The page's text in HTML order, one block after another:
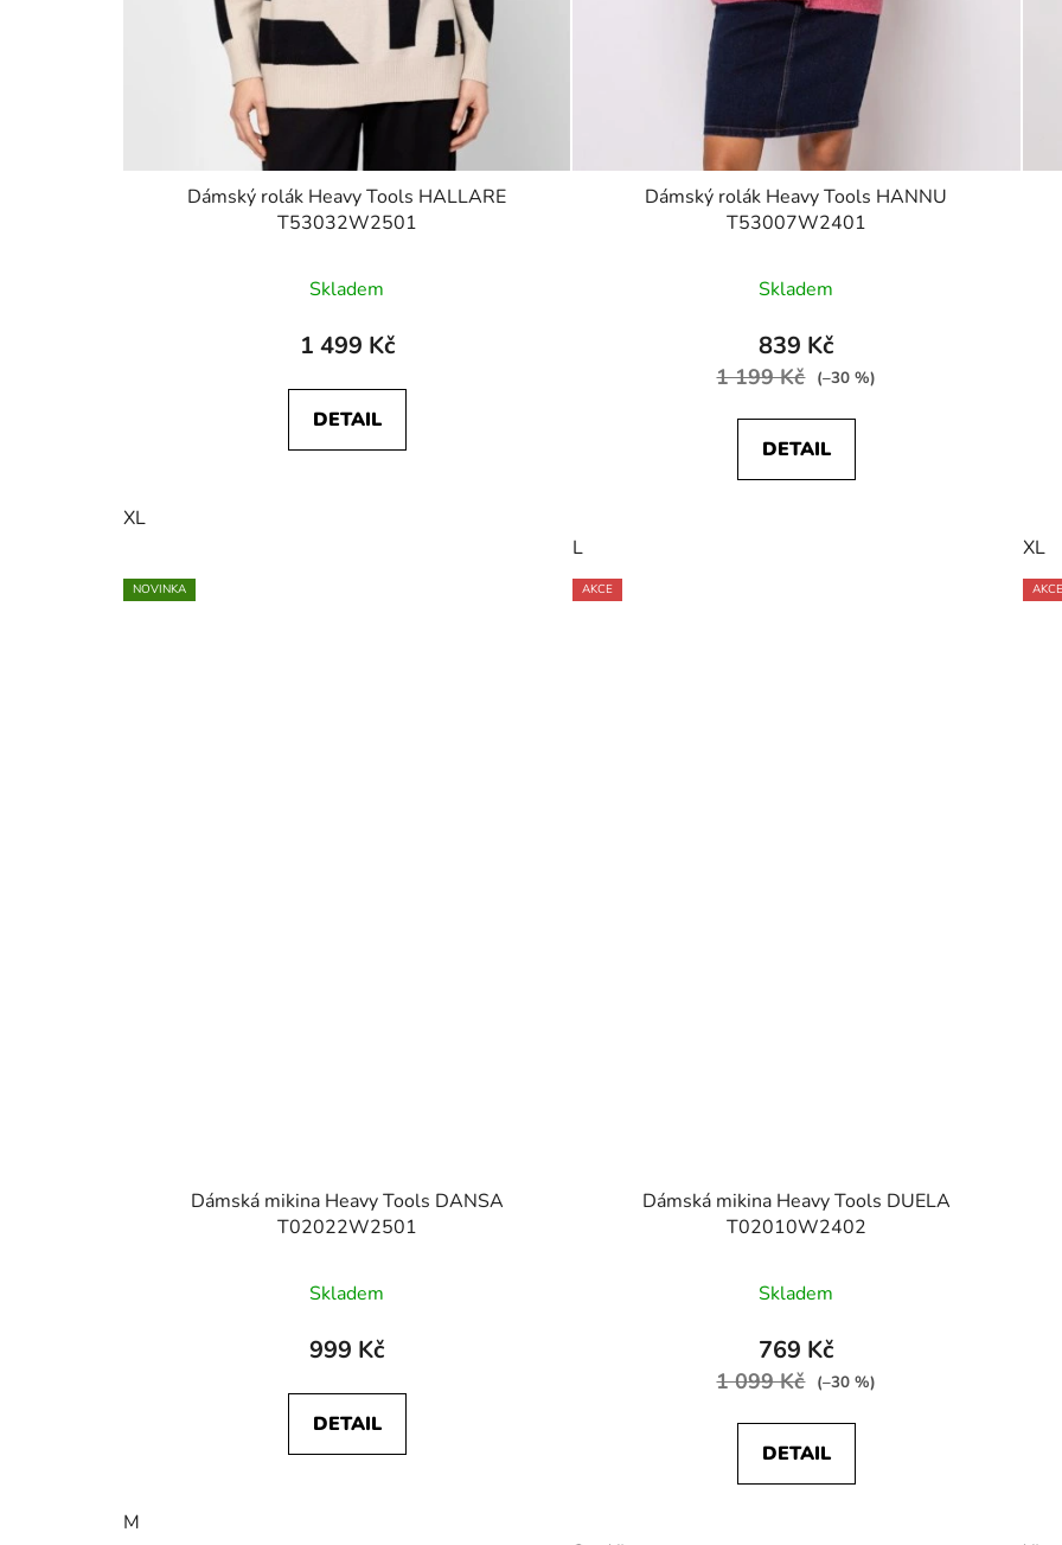
Dámský rolák Heavy Tools HALLARE
T53032W2501
Skladem
1 499 Kč
DETAIL
XL
Dámský rolák Heavy Tools HANNU
T53007W2401
Skladem
839 Kč
1 199 Kč (–30 %)
DETAIL
L XL
NOVINKA
Dámská mikina Heavy Tools DANSA
T02022W2501
Skladem
999 Kč
DETAIL
M
AKCE
Dámská mikina Heavy Tools DUELA
T02010W2402
Skladem
769 Kč
1 099 Kč (–30 %)
DETAIL
AKCE